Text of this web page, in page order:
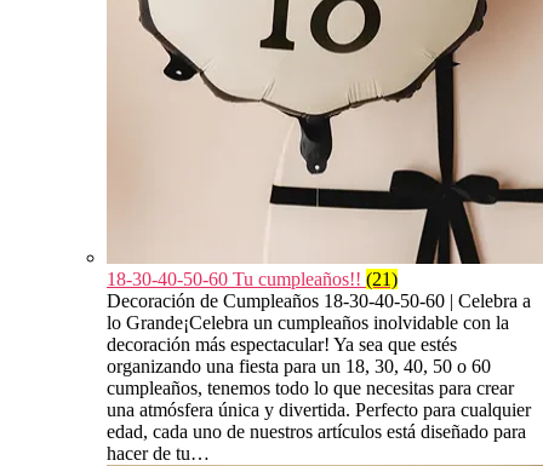
18-30-40-50-60 Tu cumpleaños!! (21)
Decoración de Cumpleaños 18-30-40-50-60 | Celebra a
lo Grande¡Celebra un cumpleaños inolvidable con la
decoración más espectacular! Ya sea que estés
organizando una fiesta para un 18, 30, 40, 50 o 60
cumpleaños, tenemos todo lo que necesitas para crear
una atmósfera única y divertida. Perfecto para cualquier
edad, cada uno de nuestros artículos está diseñado para
hacer de tu…